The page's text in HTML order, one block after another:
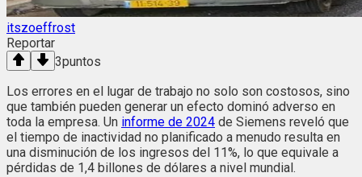
itszoeffrost
Reportar
3puntos
Los errores en el lugar de trabajo no solo son costosos, sino
que también pueden generar un efecto dominó adverso en
toda la empresa. Un informe de 2024 de Siemens reveló que
el tiempo de inactividad no planificado a menudo resulta en
una disminución de los ingresos del 11%, lo que equivale a
pérdidas de 1,4 billones de dólares a nivel mundial.